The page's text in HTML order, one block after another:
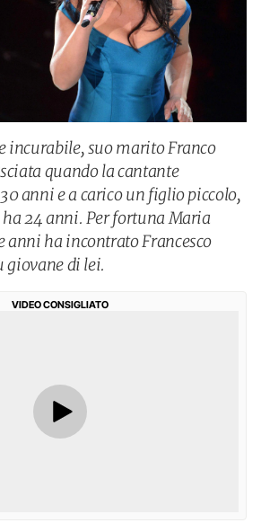
incurabile, suo marito Franco
quando la cantante
anni e a carico un figlio piccolo,
24 anni. Per fortuna Maria
anni ha incontrato Francesco
giovane di lei.
VIDEO CONSIGLIATO